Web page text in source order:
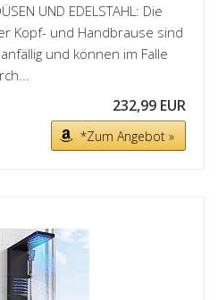
UND EDELSTAHL: Die
Kopf- und Handbrause sind
und können im Falle
232,99 EUR
*Zum Angebot »